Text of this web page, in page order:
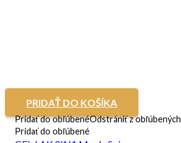
PRIDAŤ DO KOŠÍKA
Pridať do obľúbenéOdstrániť z obľúbených
Pridať do obľúbené